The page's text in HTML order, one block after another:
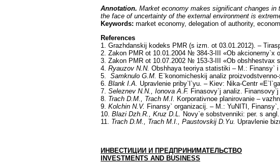
Annotation. Market economy makes significant changes
the face of uncertainty of the external environment is
Keywords: market economy, delegation of authority,
References
1. Grazhdanskij kodeks PMR (s izm. ot 03.01.2012). –
2. Zakon PMR ot 10.01.2004 № 384-3-III «Ob akcionerny`x
3. Zakon PMR ot 10.07.2002 № 153-3-III «Ob obshhestvax
4. Ryauzov N.N. Obshhaya teoriya statistiki – M.: Finansy`
5. Samknulo G.M. E`konomicheskij analiz
6. Blank I.A. Upravlenie priby`l`yu. – Kiev: Nika-Centr
7. Seleznev N.N., Ionova A.F. Finasovy`j analiz.
8. Trach D.M., Trach M.I. Korporativnoe planirovanie –
9. Kolchin N.V. Finansy` organizacij. – M.: YuNITI,
10. Blazi Dzh.R., Kruz D.L. Novy`e sobstvenniki: per. s
11. Trach D.M., Trach M.I., Paustovskij D.Yu. Upravlenie
ИНВЕСТИЦИИ И ПРЕДПРИНИМАТЕЛЬСТВО
INVESTMENTS AND BUSINESS